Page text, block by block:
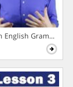
English Grammar